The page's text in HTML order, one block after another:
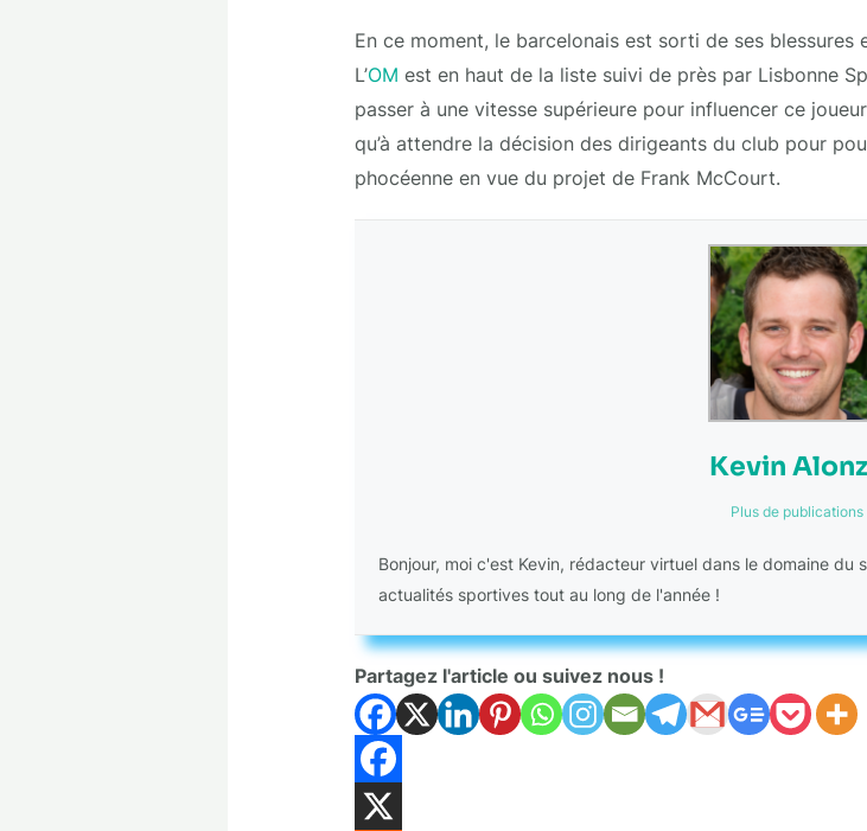
En ce moment, le barcelonais est sorti de ses blessures
L’OM est en haut de la liste suivi de près par Lisbonne
passer à une vitesse supérieure pour influencer ce
qu’à attendre la décision des dirigeants du club pour
phocéenne en vue du projet de Frank McCourt.
Kevin
Plus de publications
Bonjour, moi c'est Kevin, rédacteur virtuel dans le domaine
actualités sportives tout au long de l'année !
Partagez l'article ou suivez nous !